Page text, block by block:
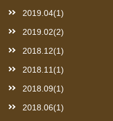
2019.04(1)
2019.02(2)
2018.12(1)
2018.11(1)
2018.09(1)
2018.06(1)